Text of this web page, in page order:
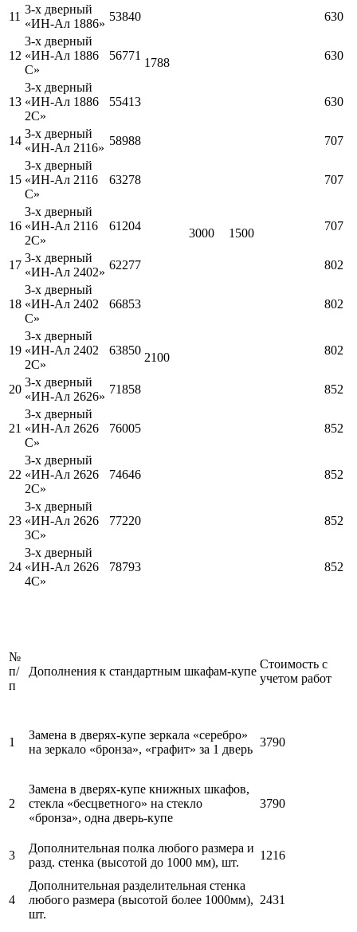
3000 1500
11
3-х дверный
«ИН-Ал 1886»
53840
1788
630
12
3-х дверный
«ИН-Ал 1886
С»
56771 630
13
3-х дверный
«ИН-Ал 1886
2С»
55413 630
14
3-х дверный
«ИН-Ал 2116»
58988
2100
707
15
3-х дверный
«ИН-Ал 2116
С»
63278 707
16
3-х дверный
«ИН-Ал 2116
2С»
61204 707
17
3-х дверный
«ИН-Ал 2402»
62277 802
18
3-х дверный
«ИН-Ал 2402
С»
66853 802
19
3-х дверный
«ИН-Ал 2402
2С»
63850 802
20
3-х дверный
«ИН-Ал 2626»
71858 852
21
3-х дверный
«ИН-Ал 2626
С»
76005 852
22
3-х дверный
«ИН-Ал 2626
2С»
74646 852
23
3-х дверный
«ИН-Ал 2626
3С»
77220 852
24
3-х дверный
«ИН-Ал 2626
4С»
78793 852
№
п/
п
Дополнения к стандартным шкафам-купе
Стоимость с
учетом работ
1
Замена в дверях-купе зеркала «серебро»
на зеркало «бронза», «графит» за 1 дверь
3790
2
Замена в дверях-купе книжных шкафов,
стекла «бесцветного» на стекло
«бронза», одна дверь-купе
3790
3
Дополнительная полка любого размера и
разд. стенка (высотой до 1000 мм), шт.
1216
4
Дополнительная разделительная стенка
любого размера (высотой более 1000мм),
шт.
2431